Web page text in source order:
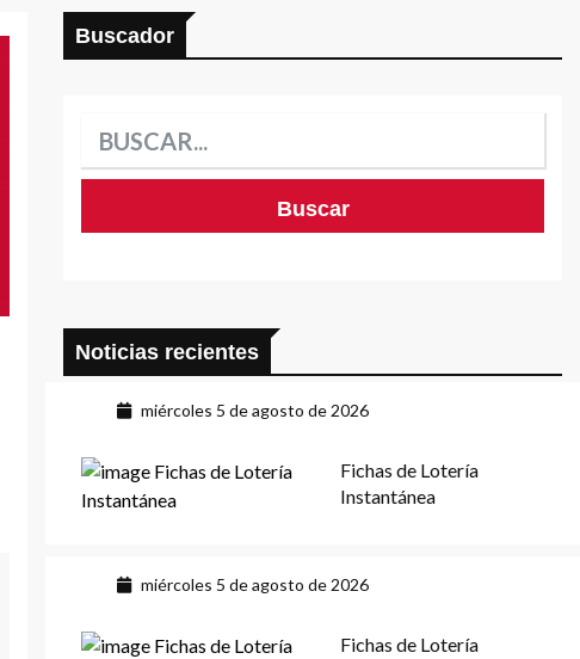
Buscador
Noticias recientes
miércoles 5 de agosto de 2026
Fichas de Lotería
Instantánea
miércoles 5 de agosto de 2026
Fichas de Lotería